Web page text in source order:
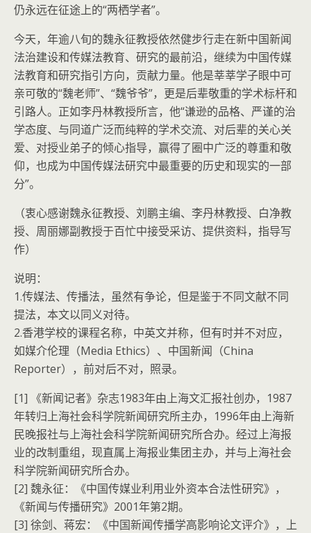
仍永远在征途上的“两栖学者”。
今天，年逾八旬的魏永征教授依然健步行走在新中国新闻
法治建设和传媒法教育、研究的最前沿，继续为中国传媒
法教育和研究指引方向，贡献力量。他是莘莘学子眼中可
亲可敬的“魏老师”、“魏爷爷”，更是后辈敬重的学术标杆和
引路人。正如李丹林教授所言，他“谦逊的品格、严谨的治
学态度、与同道广泛而纯粹的学术交流、对后辈的关心关
爱、对授业弟子的倾心指导，赢得了圈中广泛的尊重和敬
仰，也成为中国传媒法研究中最重要的历史和现实的一部
分”。
（衷心感谢魏永征教授、刘鹏主编、李丹林教授、白净教
授、周丽娜副教授于百忙中接受采访、提供资料，指导写
作）
说明：
1.传媒法、传播法，虽然有争论，但是鉴于不同文献不同
提法，本文以同义对待。
2.香港学校的课程名称，中英文并称，但有时并不对应，
如媒介伦理（Media Ethics）、中国新闻（China
Reporter），前对后不对，照录。
[1] 《新闻记者》杂志1983年由上海文汇报社创办，1987
年转归上海社会科学院新闻研究所主办，1996年由上海新
民晚报社与上海社会科学院新闻研究所合办。经过上海报
业的改制重组，现直属上海报业集团主办，并与上海社会
科学院新闻研究所合办。
[2] 魏永征：《中国传媒业利用业外资本合法性研究》，
《新闻与传播研究》2001年第2期。
[3] 徐剑、蒋宏：《中国新闻传播学高影响论文评介》，上